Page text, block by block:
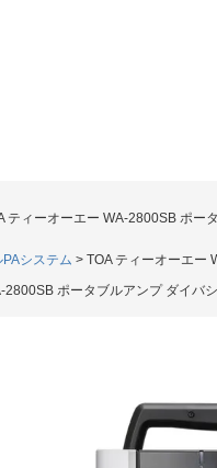
ティーオーエー WA-2800SB ポ
システム
TOA ティーオーエー
2800SB ポータブルアンプ ダイ